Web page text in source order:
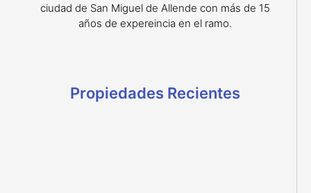
ciudad de San Miguel de Allende con más de 15
años de expereincia en el ramo.
Propiedades Recientes